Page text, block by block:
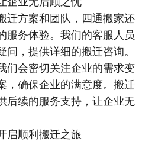
方案和团队，四通搬家还
服务体验。我们的客服人员
，提供详细的搬迁咨询。
会密切关注企业的需求变
，确保企业的满意度。搬迁
后续的服务支持，让企业无
顺利搬迁之旅